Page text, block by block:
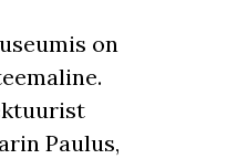
on
Paulus,